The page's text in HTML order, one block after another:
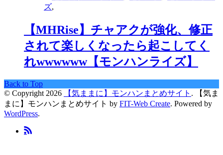
ズ
【MHRise】チャアクが強化、修正
されて楽しくなったら起こしてく
れwwwwww【モンハンライズ】
Back to Top
© Copyright 2026
【気ままに】モンハンまとめサイト .
【気ま
まに】モンハンまとめサイト by FIT-Web Create. Powered by
WordPress.